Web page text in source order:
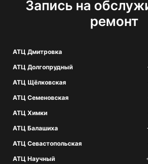
Запись на
ремонт
АТЦ Дмитровка
АТЦ Долгопрудный
АТЦ Щёлковская
АТЦ Семеновская
АТЦ Химки
АТЦ Балашиха
АТЦ Севастопольская
АТЦ Научный